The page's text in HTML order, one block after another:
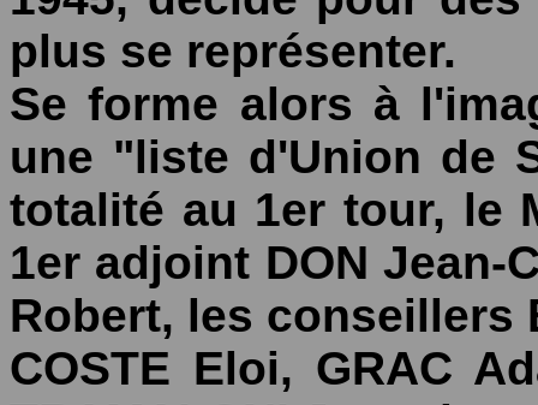
plus se représenter.
Se forme alors à
une "liste d'Union de
totalité au 1er tour, le
1er adjoint DON Jean-
Robert, les conseillers
COSTE Eloi, GRAC